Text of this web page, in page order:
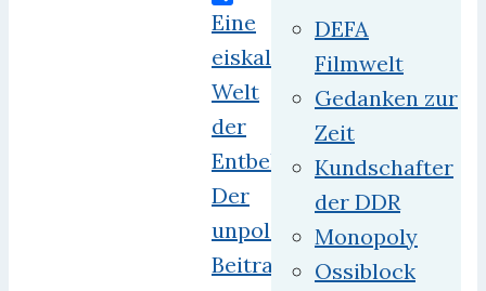
Teilen
Eine
eiskalte
Welt
der
Entbehrungen
Der
unpolitische
Beitrag
DEFA
Filmwelt
Gedanken zur
Zeit
Kundschafter
der DDR
Monopoly
Ossiblock